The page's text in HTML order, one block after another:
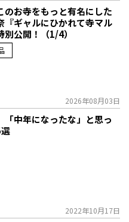
のお寺をもっと有名にした
『ギャルにひかれて寺マル
公開！（1/4）
2026年08月03日
「中年になったな」と思っ
2022年10月17日